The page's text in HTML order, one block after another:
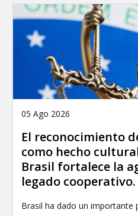
05 Ago 2026
El reconocimiento
como hecho
Brasil fortalece la
legado cooperativo.
Brasil ha dado un importante